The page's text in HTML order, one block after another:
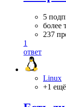
5
более
237
1
ответ
Linux
+1 ещё